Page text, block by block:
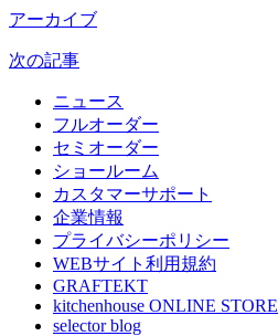
アーカイブ
次の記事
ニュース
フルオーダー
セミオーダー
ショールーム
カスタマーサポート
企業情報
プライバシーポリシー
WEBサイト利用規約
GRAFTEKT
kitchenhouse ONLINE STORE
selector blog